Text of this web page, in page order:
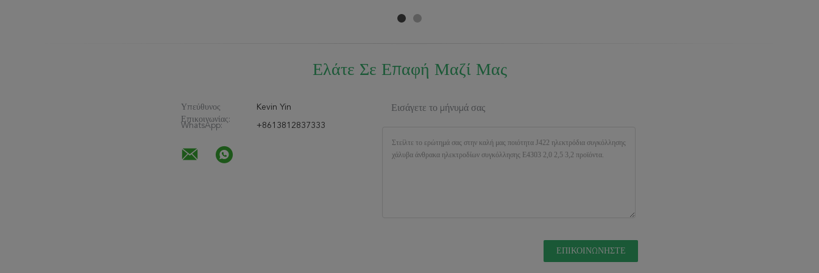
Ελάτε Σε Επαφή Μαζί Μας
Υπεύθυνος
Επικοινωνίας:
Kevin Yin
WhatsApp: +8613812837333
Εισάγετε το μήνυμά σας